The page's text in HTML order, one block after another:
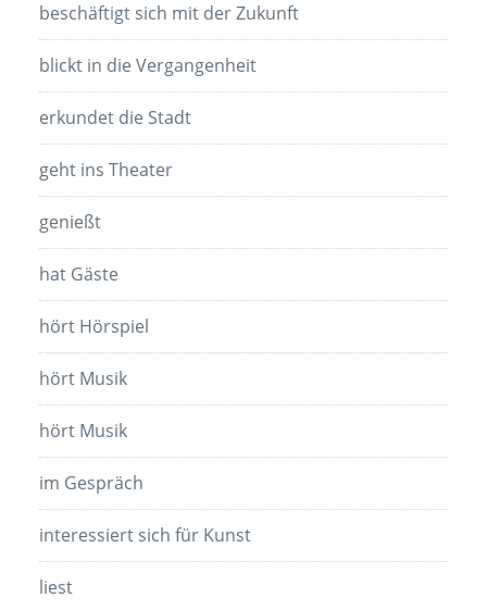
beschäftigt sich mit der Zukunft
blickt in die Vergangenheit
erkundet die Stadt
geht ins Theater
genießt
hat Gäste
hört Hörspiel
hört Musik
hört Musik
im Gespräch
interessiert sich für Kunst
liest